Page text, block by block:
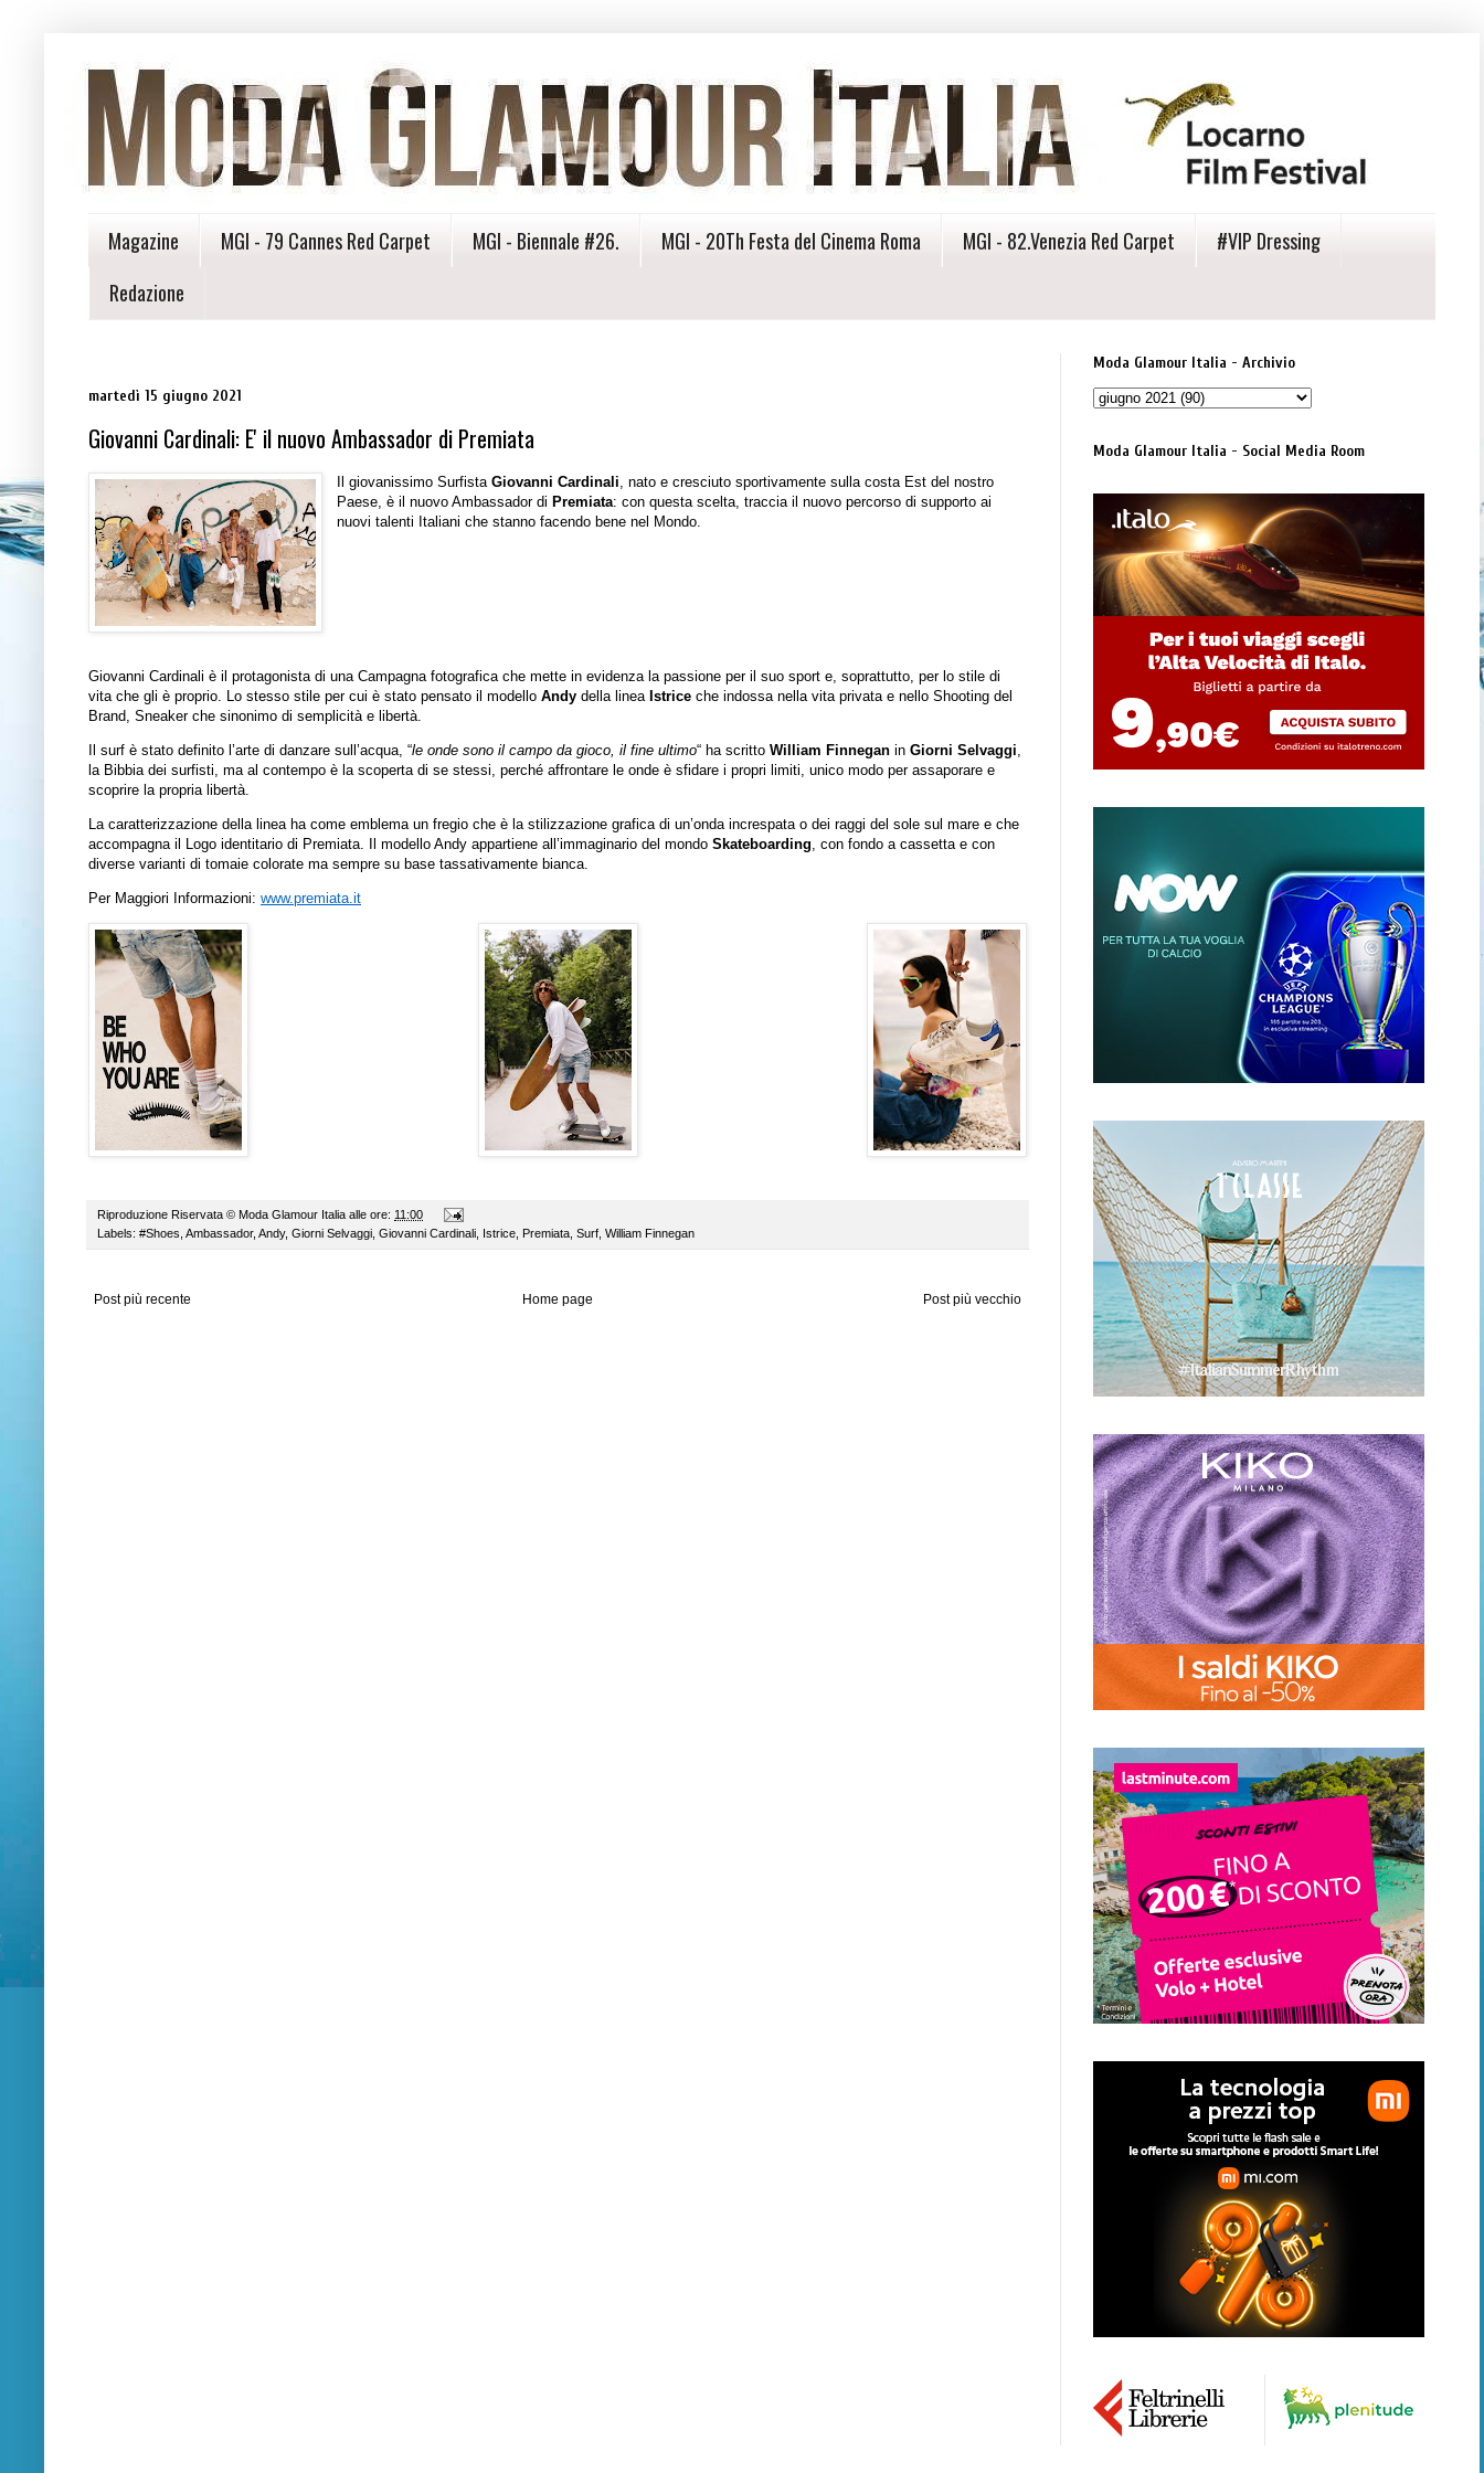
Magazine MGI - 79 Cannes Red Carpet MGI - Biennale #26. MGI - 20Th Festa del Cinema Roma MGI - 82.Venezia Red Carpet
#VIP Dressing
Redazione
martedì 15 giugno 2021
Giovanni Cardinali: E' il nuovo Ambassador di Premiata
Il giovanissimo SurfistaGiovanni Cardinali, nato e cresciuto sportivamente sulla costa Est del nostro
Paese, è il nuovo Ambassador di Premiata: con questa scelta, traccia il nuovo percorso di supporto ai
nuovi talenti Italiani che stanno facendo bene nel Mondo.
Giovanni Cardinali è il protagonista di una Campagna fotografica che mette in evidenza la passione per il suo sport e, soprattutto, per lo stile di
vita che gli è proprio. Lo stesso stile per cui è stato pensato il modello Andy della linea Istrice che indossa nella vita privata e nello Shooting del
Brand, Sneaker che sinonimo di semplicità e libertà.
Il surf è stato definito l’arte di danzare sull’acqua, “le onde sono il campo da gioco, il fine ultimo“ ha scritto William Finnegan in Giorni Selvaggi
la Bibbia dei surfisti, ma al contempo è la scoperta di se stessi, perché affrontare le onde è sfidare i propri limiti, unico modo per assaporare e
scoprire la propria libertà.
La caratterizzazione della linea ha come emblema un fregio che è la stilizzazione grafica di un’onda increspata o dei raggi del sole sul mare e che
accompagna il Logo identitario di Premiata. Il modello Andy appartiene all’immaginario del mondo Skateboarding , con fondo a cassetta e con
diverse varianti di tomaie colorate ma sempre su base tassativamente bianca.
Per Maggiori Informazioni: www.premiata.it
Riproduzione Riservata © Moda Glamour Italia alle ore: 11:00
Labels: #Shoes Ambassador, Andy, Giorni Selvaggi Giovanni Cardinali Istrice Premiata Surf William Finnegan
Post più recente Post più vecchio
Home page
Moda Glamour Italia - Archivio
Moda Glamour Italia - Social Media Room